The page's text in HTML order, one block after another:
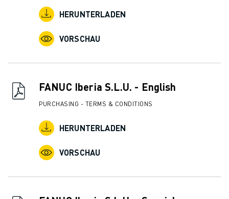
DIGITALE SERVICE TOOLS
DOWNLOAD CENTER » MYFANUC
BRANCHEN-LÖSUNGEN
LÖSUNGEN FÜR DIE AUSBILDUNG
BILDUNGSVERANSTALTUNGEN
NEWS & MEDIA
NEWS & MEDIA
BILDUNGSVERANSTALTUNGEN
HERUNTERLADEN
VORSCHAU
FANUC Iberia S.L.U. - English
PURCHASING - TERMS & CONDITIONS
HERUNTERLADEN
VORSCHAU